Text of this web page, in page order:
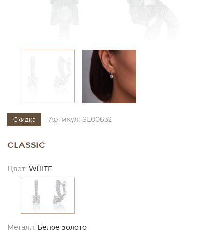
Скидка Артикул: SE00632
CLASSIC
Цвет: WHITE
Металл: Белое золото